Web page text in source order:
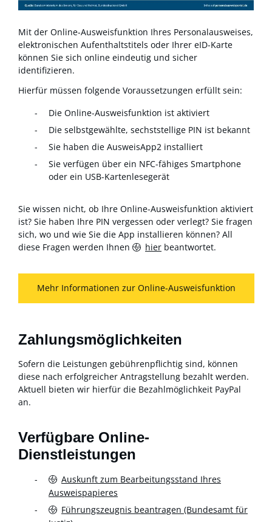
Mit der Online-Ausweisfunktion Ihres Personalausweises,
elektronischen Aufenthaltstitels oder Ihrer eID-Karte
können Sie sich online eindeutig und sicher
identifizieren.
Hierfür müssen folgende Voraussetzungen erfüllt sein:
Die Online-Ausweisfunktion ist aktiviert
Die selbstgewählte, sechststellige PIN ist bekannt
Sie haben die AusweisApp2 installiert
Sie verfügen über ein NFC-fähiges Smartphone
oder ein USB-Kartenlesegerät
Sie wissen nicht, ob Ihre Online-Ausweisfunktion aktiviert
ist? Sie haben Ihre PIN vergessen oder verlegt? Sie fragen
sich, wo und wie Sie die App installieren können? All
diese Fragen werden Ihnen
hier beantwortet.
Mehr Informationen zur Online-Ausweisfunktion
Zahlungsmöglichkeiten
Sofern die Leistungen gebührenpflichtig sind, können
diese nach erfolgreicher Antragstellung bezahlt werden.
Aktuell bieten wir hierfür die Bezahlmöglichkeit PayPal
an.
Verfügbare Online-
Dienstleistungen
Auskunft zum Bearbeitungsstand Ihres
Ausweispapieres
Führungszeugnis beantragen (Bundesamt für